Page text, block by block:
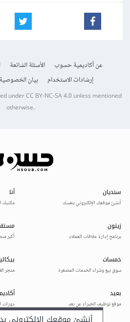
عن أكاديمية حسوب الأسئلة الشائعة
إرشادات الاستخدام
بيان الخصوصية
underCC BY-NC-SA 4.0unless mentioned
otherwise.